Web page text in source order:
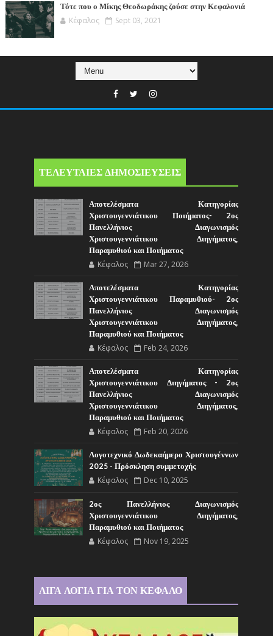
Τότε που ο Μίκης Θεοδωράκης ζούσε στην Κεφαλονιά
Κέφαλος Sept 03, 2021
ΤΕΛΕΥΤΑΙΕΣ ΔΗΜΟΣΙΕΥΣΕΙΣ
Αποτελέσματα Κατηγορίας
Χριστουγεννιάτικου Ποιήματος- 2ος
Πανελλήνιος Διαγωνισμός
Χριστουγεννιάτικου Διηγήματος,
Παραμυθιού και Ποιήματος
Κέφαλος Mar 27, 2026
Αποτελέσματα Κατηγορίας
Χριστουγεννιάτικου Παραμυθιού- 2ος
Πανελλήνιος Διαγωνισμός
Χριστουγεννιάτικου Διηγήματος,
Παραμυθιού και Ποιήματος
Κέφαλος Feb 24, 2026
Αποτελέσματα Κατηγορίας
Χριστουγεννιάτικου Διηγήματος - 2ος
Πανελλήνιος Διαγωνισμός
Χριστουγεννιάτικου Διηγήματος,
Παραμυθιού και Ποιήματος
Κέφαλος Feb 20, 2026
Λογοτεχνικό Δωδεκαήμερο Χριστουγέννων
2025 - Πρόσκληση συμμετοχής
Κέφαλος Dec 10, 2025
2ος Πανελλήνιος Διαγωνισμός
Χριστουγεννιάτικου Διηγήματος,
Παραμυθιού και Ποιήματος
Κέφαλος Nov 19, 2025
ΛΙΓΑ ΛΟΓΙΑ ΓΙΑ ΤΟΝ ΚΕΦΑΛΟ